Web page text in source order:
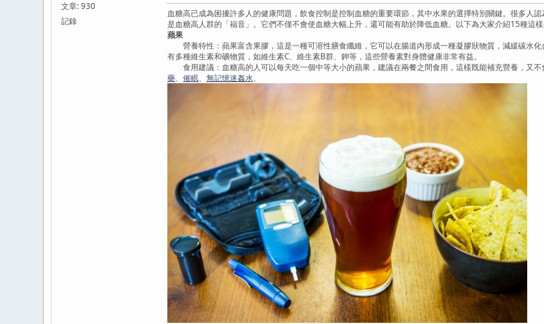
文章: 930
記錄
血糖高已成為困擾許多人的健康問題，飲食控制是控制血糖的重要環節，其中水果的選擇特別關鍵。很多人
是血糖高人群的「福音」。它們不僅不會使血糖大幅上升，還可能有助於降低血糖。以下為大家介紹15種這
蘋果
營養特性：蘋果富含果膠，這是一種可溶性膳食纖維，它可以在腸道內形成一種凝膠狀物質，減緩碳水
有多種維生素和礦物質，如維生素C、維生素B群、鉀等，這些營養素對身體健康非常有益。
食用建議：血糖高的人可以每天吃一個中等大小的蘋果，建議在兩餐之間食用，這樣既能補充營養，又不
藥
催眠 無記憶迷姦水